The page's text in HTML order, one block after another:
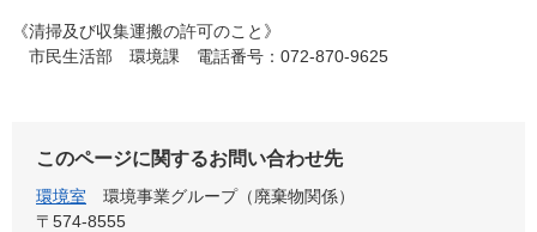
《清掃及び収集運搬の許可のこと》
市民生活部 環境課 電話番号：072-870-9625
このページに関するお問い合わせ先
環境室
環境事業グループ（廃棄物関係）
〒574-8555